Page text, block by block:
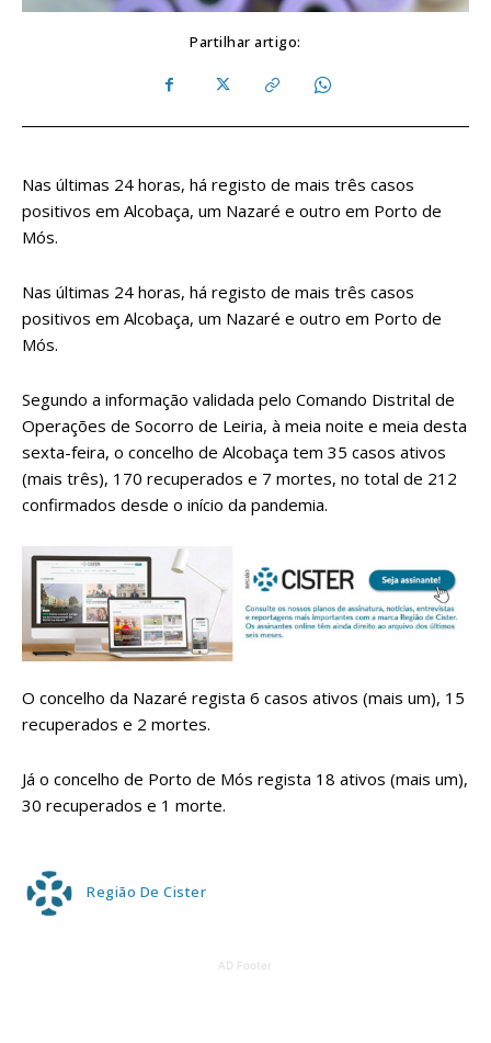
Partilhar artigo:
Nas últimas 24 horas, há registo de mais três casos
positivos em Alcobaça, um Nazaré e outro em Porto de
Mós.
Nas últimas 24 horas, há registo de mais três casos
positivos em Alcobaça, um Nazaré e outro em Porto de
Mós.
Segundo a informação validada pelo Comando Distrital de
Operações de Socorro de Leiria, à meia noite e meia desta
sexta-feira, o concelho de Alcobaça tem 35 casos ativos
(mais três), 170 recuperados e 7 mortes, no total de 212
confirmados desde o início da pandemia.
O concelho da Nazaré regista 6 casos ativos (mais um), 15
recuperados e 2 mortes.
Já o concelho de Porto de Mós regista 18 ativos (mais um),
30 recuperados e 1 morte.
Região De Cister
AD Footer